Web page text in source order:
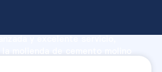
y excelente servicio,